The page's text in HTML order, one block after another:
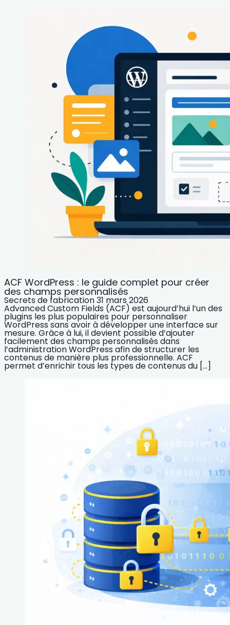
ACF WordPress : le guide complet pour créer
des champs personnalisés
Secrets de fabrication31 mars 2026
Advanced Custom Fields (ACF) est aujourd’hui l’un des
plugins les plus populaires pour personnaliser
WordPress sans avoir à développer une interface sur
mesure. Grâce à lui, il devient possible d’ajouter
facilement des champs personnalisés dans
l’administration WordPress afin de structurer les
contenus de manière plus professionnelle. ACF
permet d’enrichir tous les types de contenus du […]